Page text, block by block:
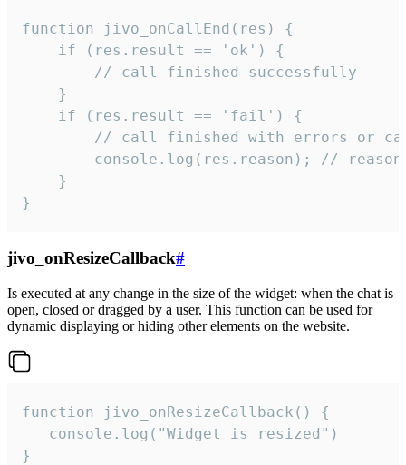
function jivo_onCallEnd(res) {
    if (res.result == 'ok') {
        // call finished successfully
    }
    if (res.result == 'fail') {
// call finished with errors or
console.log(res.reason); //
    }
}
jivo_onResizeCallback#
Is executed at any change in the size of the widget: when the chat is
open, closed or dragged by a user. This function can be used for
dynamic displaying or hiding other elements on the website.
function jivo_onResizeCallback() {
   console.log("Widget is resized")
}